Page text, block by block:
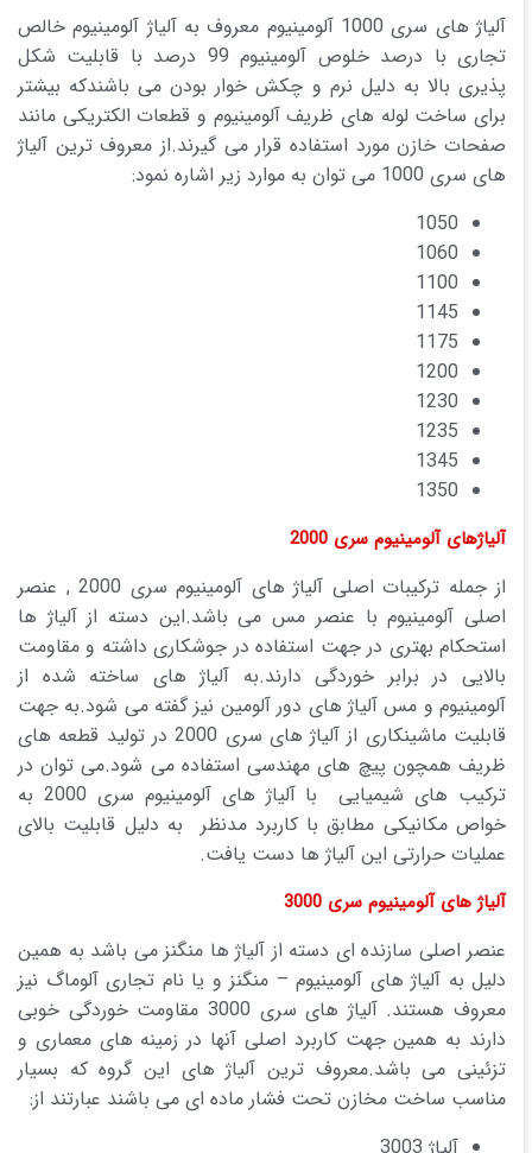
آلیاژ های سری 1000 آلومینیوم معروف به آلیاژ آلومینیوم خالص
تجاری با درصد خلوص آلومینیوم 99 درصد با قابلیت شکل
پذیری بالا به دلیل نرم و چکش خوار بودن می باشندکه بیشتر
برای ساخت لوله های ظریف آلومینیوم و قطعات الکتریکی مانند
صفحات خازن مورد استفاده قرار می گیرند.از معروف ترین آلیاژ
های سری 1000 می توان به موارد زیر اشاره نمود:
1050
1060
1100
1145
1175
1200
1230
1235
1345
1350
آلیاژهای آلومینیوم سری 2000
از جمله ترکیبات اصلی آلیاژ های آلومینیوم سری 2000 , عنصر
اصلی آلومینیوم با عنصر مس می باشد.این دسته از آلیاژ ها
استحکام بهتری در جهت استفاده در جوشکاری داشته و مقاومت
بالایی در برابر خوردگی دارند.به آلیاژ های ساخته شده از
آلومینیوم و مس آلیاژ های دور آلومین نیز گفته می شود.به جهت
قابلیت ماشینکاری از آلیاژ های سری 2000 در تولید قطعه های
ظریف همچون پیچ های مهندسی استفاده می شود.می توان در
ترکیب های شیمیایی با آلیاژ های آلومینیوم سری 2000 به
خواص مکانیکی مطابق با کاربرد مدنظر به دلیل قابلیت بالای
عملیات حرارتی این آلیاژ ها دست یافت.
آلیاژ های آلومینیوم سری 3000
عنصر اصلی سازنده ای دسته از آلیاژ ها منگنز می باشد به همین
دلیل به آلیاژ های آلومینیوم – منگنز و یا نام تجاری آلوماگ نیز
معروف هستند. آلیاژ های سری 3000 مقاومت خوردگی خوبی
دارند به همین جهت کاربرد اصلی آنها در زمینه های معماری و
تزئینی می باشد.معروف ترین آلیاژ های این گروه که بسیار
مناسب ساخت مخازن تحت فشار ماده ای می باشند عبارتند از: